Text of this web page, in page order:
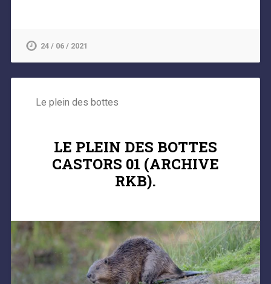
24 / 06 / 2021
Le plein des bottes
LE PLEIN DES BOTTES
CASTORS 01 (ARCHIVE
RKB).